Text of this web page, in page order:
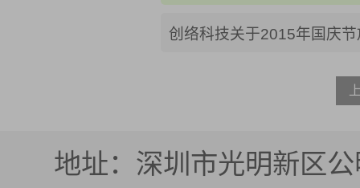
创络科技关于2015年国庆
地址：深圳市光明新区